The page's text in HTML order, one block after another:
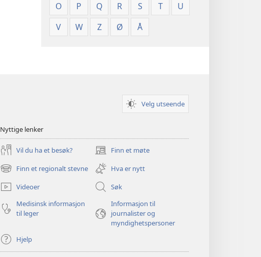
O
P Q R S T
U
V
W Z Ø Å
Velg utseende
Nyttige lenker
Vil du ha et besøk? Finn et møte
(åpner
nytt
vindu)
Finn et regionalt stevne
(åpner
nytt
vindu)
Hva er nytt
Videoer
Søk
Medisinsk informasjon
til leger
Informasjon til
journalister og
myndighetspersoner
Hjelp